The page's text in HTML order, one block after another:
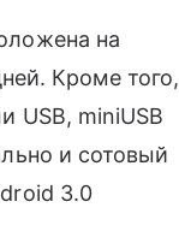
на
Кроме того,
USB, miniUSB
и сотовый
3.0